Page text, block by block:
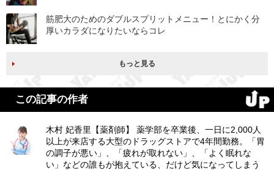
筋肥大のためのダブルスプリットメニュー！とにかく分
厚いカラダになりたいならコレ
もっと見る
この記事の作者
木村 妃香里【薬剤師】 薬学部を卒業後、一日に2,000人
以上が来店する大型のドラッグストアで4年間勤務。「胃
の調子が悪い」、「疲れが取れない」、「よく眠れな
い」などの誰もが抱えている、だけど気になってしまう